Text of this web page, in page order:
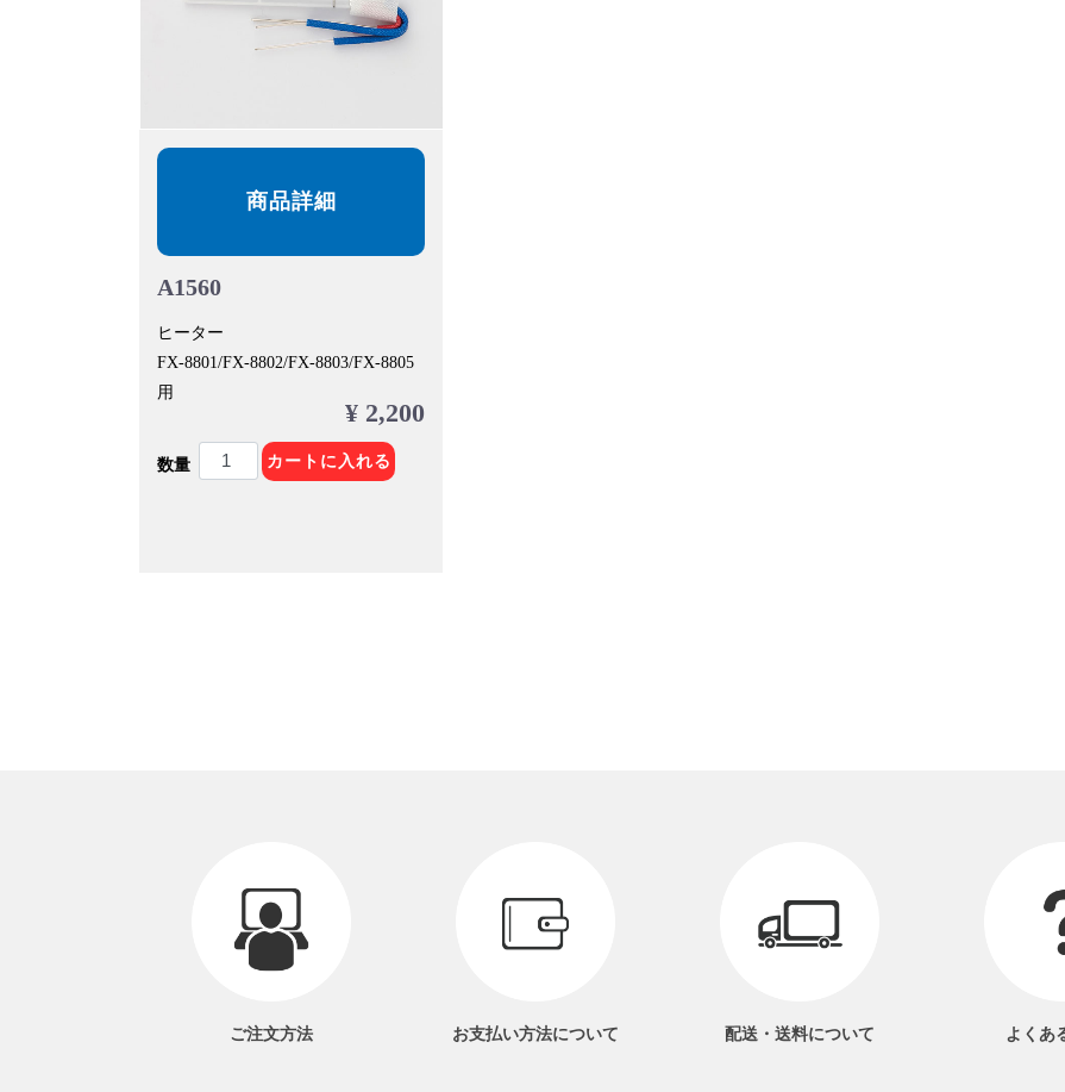
商品詳細
A1560
ヒーター
FX-8801/FX-8802/FX-8803/FX-8805
用
¥ 2,200
数量 カートに入れる
ご注文方法 お支払い方法について 配送・送料について よくあ